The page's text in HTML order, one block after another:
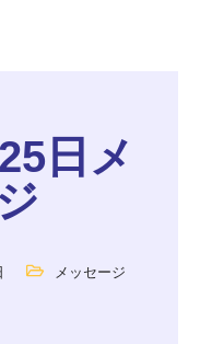
日メ
メッセージ